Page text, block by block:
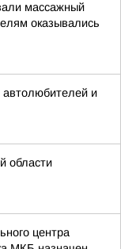
массажный
оказывались
и
области
центра